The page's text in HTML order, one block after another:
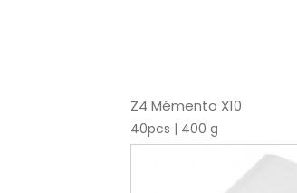
Z4 Mémento X10
40pcs | 400 g